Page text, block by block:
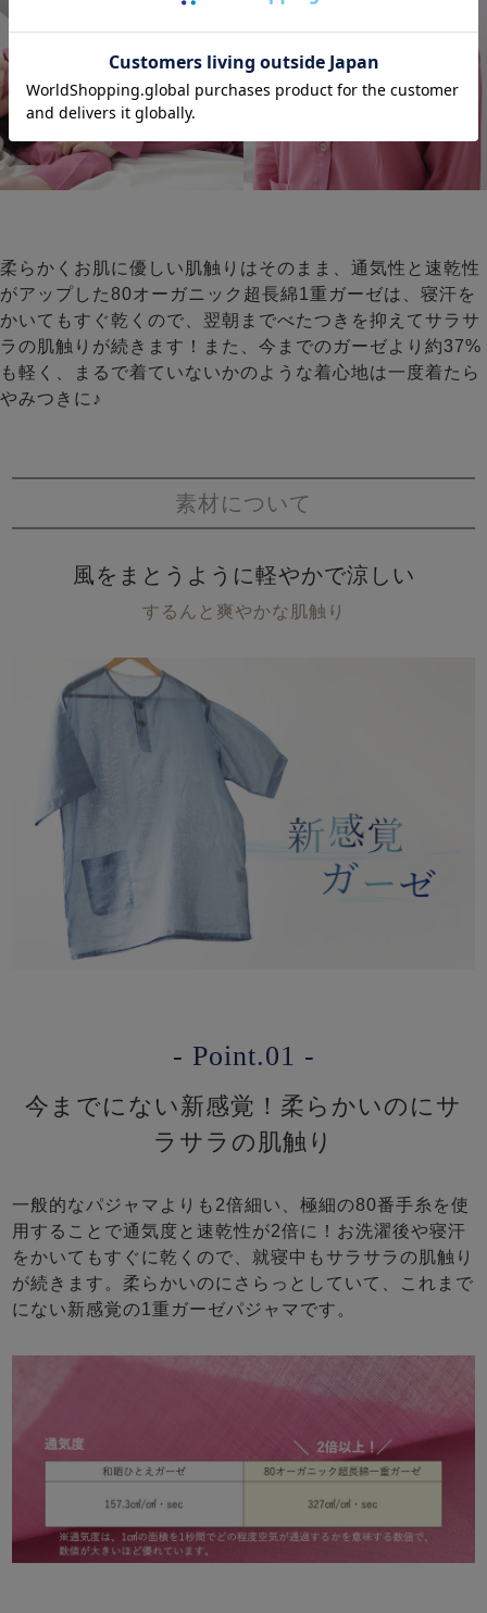
柔らかくお肌に優しい肌触りはそのまま、通気性と速乾性
がアップした80オーガニック超長綿1重ガーゼは、寝汗を
かいてもすぐ乾くので、翌朝までべたつきを抑えてサラサ
ラの肌触りが続きます！また、今までのガーゼより約37%
も軽く、まるで着ていないかのような着心地は一度着たら
やみつきに♪
素材について
風をまとうように軽やかで涼しい
するんと爽やかな肌触り
- Point.01 -
今までにない新感覚！柔らかいのにサ
ラサラの肌触り
一般的なパジャマよりも2倍細い、極細の80番手糸を使
用することで通気度と速乾性が2倍に！お洗濯後や寝汗
をかいてもすぐに乾くので、就寝中もサラサラの肌触り
が続きます。柔らかいのにさらっとしていて、これまで
にない新感覚の1重ガーゼパジャマです。